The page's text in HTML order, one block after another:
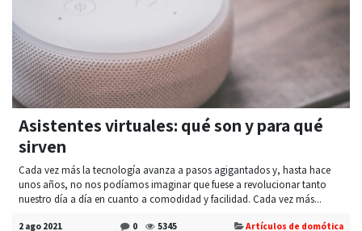
Asistentes virtuales: qué son y para qué
sirven
Cada vez más la tecnología avanza a pasos agigantados y, hasta hace
unos años, no nos podíamos imaginar que fuese a revolucionar tanto
nuestro día a día en cuanto a comodidad y facilidad. Cada vez más...
2 ago 2021 0 5345 Artículos de domótica